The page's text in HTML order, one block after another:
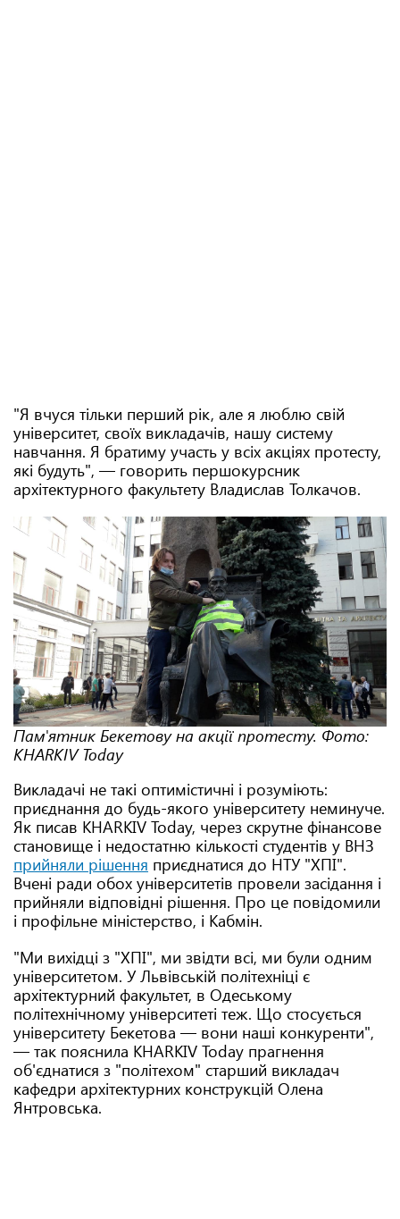
"Я вчуся тільки перший рік, але я люблю свій
університет, своїх викладачів, нашу систему
навчання. Я братиму участь у всіх акціях протесту,
які будуть", — говорить першокурсник
архітектурного факультету Владислав Толкачов.
Пам'ятник Бекетову на акції протесту. Фото:
KHARKIV Today
Викладачі не такі оптимістичні і розуміють:
приєднання до будь-якого університету неминуче.
Як писав KHARKIV Today, через скрутне фінансове
становище і недостатню кількості студентів у ВНЗ
прийняли рішення приєднатися до НТУ "ХПІ".
Вчені ради обох університетів провели засідання і
прийняли відповідні рішення. Про це повідомили
і профільне міністерство, і Кабмін.
"Ми вихідці з "ХПІ", ми звідти всі, ми були одним
університетом. У Львівській політехніці є
архітектурний факультет, в Одеському
політехнічному університеті теж. Що стосується
університету Бекетова — вони наші конкуренти",
— так пояснила KHARKIV Today прагнення
об'єднатися з "політехом" старший викладач
кафедри архітектурних конструкцій Олена
Янтровська.